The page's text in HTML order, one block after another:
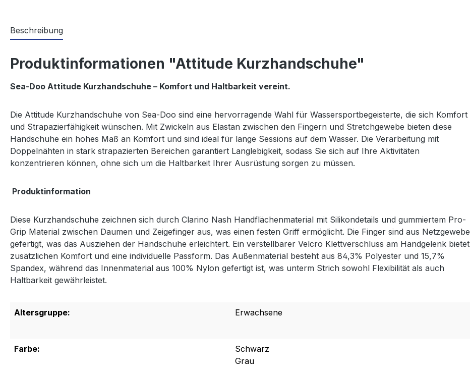
Beschreibung
Produktinformationen "Attitude Kurzhandschuhe"
Sea-Doo Attitude Kurzhandschuhe – Komfort und Haltbarkeit vereint.
Die Attitude Kurzhandschuhe von Sea-Doo sind eine hervorragende Wahl für Wassersportbegeisterte, die sich Komfort
und Strapazierfähigkeit wünschen. Mit Zwickeln aus Elastan zwischen den Fingern und Stretchgewebe bieten diese
Handschuhe ein hohes Maß an Komfort und sind ideal für lange Sessions auf dem Wasser. Die Verarbeitung mit
Doppelnähten in stark strapazierten Bereichen garantiert Langlebigkeit, sodass Sie sich auf Ihre Aktivitäten
konzentrieren können, ohne sich um die Haltbarkeit Ihrer Ausrüstung sorgen zu müssen.
Produktinformation
Diese Kurzhandschuhe zeichnen sich durch Clarino Nash Handflächenmaterial mit Silikondetails und gummiertem Pro-
Grip Material zwischen Daumen und Zeigefinger aus, was einen festen Griff ermöglicht. Die Finger sind aus Netzgewebe
gefertigt, was das Ausziehen der Handschuhe erleichtert. Ein verstellbarer Velcro Klettverschluss am Handgelenk bietet
zusätzlichen Komfort und eine individuelle Passform. Das Außenmaterial besteht aus 84,3% Polyester und 15,7%
Spandex, während das Innenmaterial aus 100% Nylon gefertigt ist, was unterm Strich sowohl Flexibilität als auch
Haltbarkeit gewährleistet.
Altersgruppe: Erwachsene
Farbe:
Schwarz
Grau